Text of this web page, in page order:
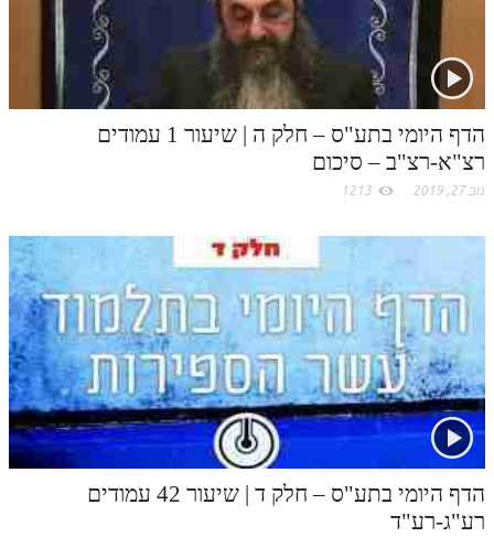
o
הדף היומי בתע"ס – חלק ה | שיעור 1 עמודים
רצ"א-רצ"ב – סיכום
נוב 27, 2019 1213
הדף היומי בתע"ס – חלק ד | שיעור 42 עמודים
רע"ג-רע"ד